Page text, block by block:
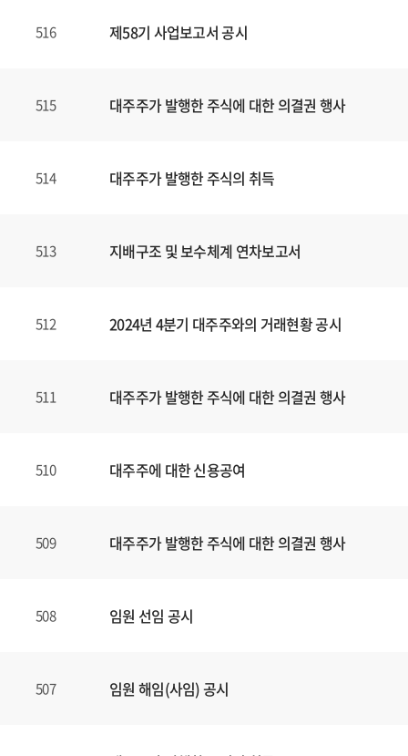
516 제58기 사업보고서 공시
515 대주주가 발행한 주식에 대한 의결권 행사
514 대주주가 발행한 주식의 취득
513 지배구조 및 보수체계 연차보고서
512 2024년 4분기 대주주와의 거래현황 공시
511 대주주가 발행한 주식에 대한 의결권 행사
510 대주주에 대한 신용공여
509 대주주가 발행한 주식에 대한 의결권 행사
508 임원 선임 공시
507 임원 해임(사임) 공시